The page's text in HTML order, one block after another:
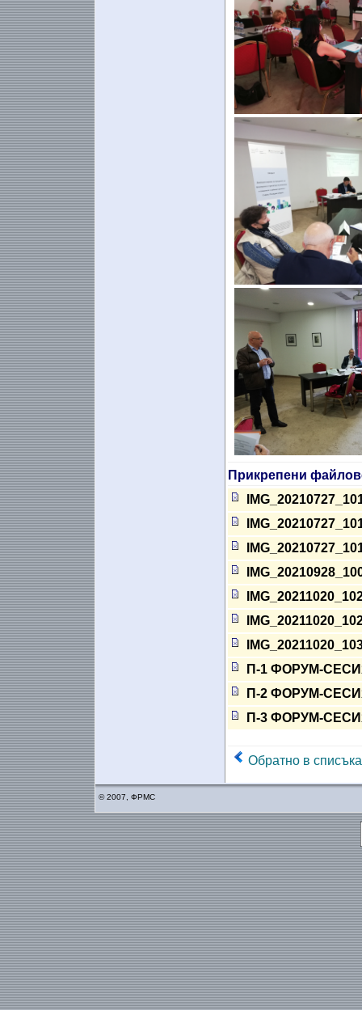
Прикрепени
П-1 ФОРУМ-
П-2 ФОРУМ-
П-3 ФОРУМ-
Обратно в списъка
© 2007, ФРМС